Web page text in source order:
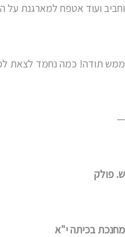
וחביב ועוד אטפח למארגנת על
ממש תודה! כמה נחמד לצאת
—
ש. פולק
מחנכת בכיתה י"א